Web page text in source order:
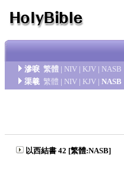
滲唳 繁體 | NIV | KJV | NASB
渠羲 繁體 | NIV | KJV | NASB
以西結書 42 [繁體:NASB]